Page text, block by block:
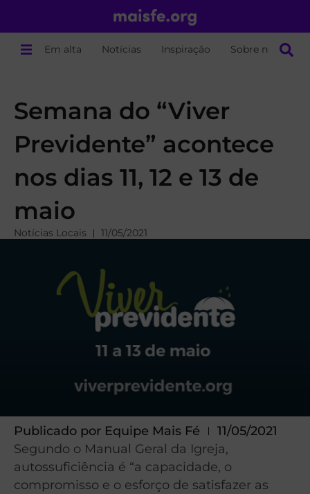
Em alta Notícias Inspiração Sobre nós
Semana do “Viver
Previdente” acontece
nos dias 11, 12 e 13 de
maio
Notícias Locais 11/05/2021
Publicado por Equipe Mais Fé
11/05/2021
Segundo o Manual Geral da Igreja,
autossuficiência é “a capacidade, o
compromisso e o esforço de satisfazer as